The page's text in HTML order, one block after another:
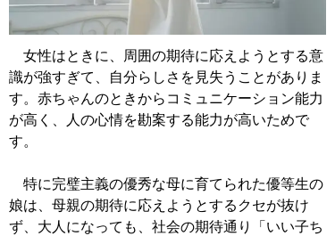
女性はときに、周囲の期待に応えようとする意
識が強すぎて、自分らしさを見失うことがありま
す。赤ちゃんのときからコミュニケーション能力
が高く、人の心情を勘案する能力が高いためで
す。
特に完璧主義の優秀な母に育てられた優等生の
娘は、母親の期待に応えようとするクセが抜け
ず、大人になっても、社会の期待通り「いい子ち